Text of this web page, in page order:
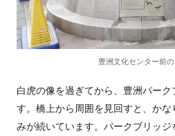
豊洲文化センター前の
白虎の像を過ぎてから、豊洲パーク
す。橋上から周囲を見回すと、か
みが続いています。パークブリッ